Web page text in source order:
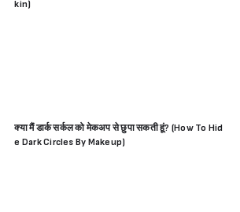
kin)
क्या मैं डार्क सर्कल को मेकअप से छुपा सकती हूं? (How To Hid
e Dark Circles By Makeup)